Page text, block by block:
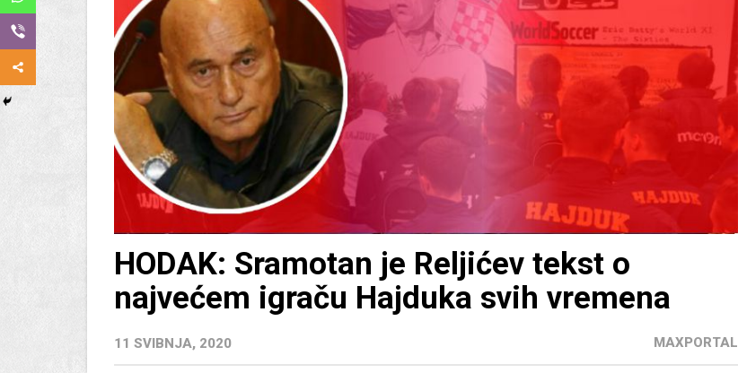
HODAK: Sramotan je Reljićev tekst o
najvećem igraču Hajduka svih vremena
11 SVIBNJA, 2020 MAXPORTAL